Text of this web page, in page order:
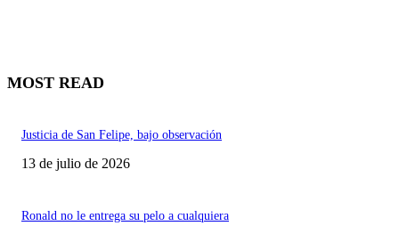
MOST READ
Justicia de San Felipe, bajo observación
13 de julio de 2026
Ronald no le entrega su pelo a cualquiera